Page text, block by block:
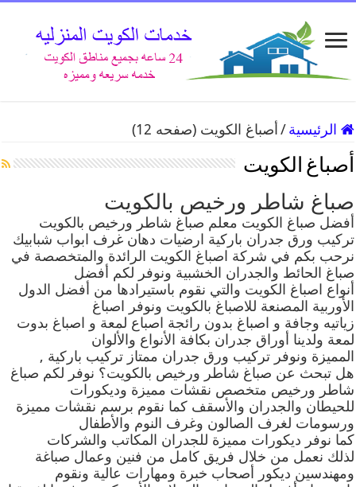
الرئيسية / أصباغ الكويت (صفحه 12)
أصباغ الكويت
صباغ شاطر ورخيص بالكويت
أفضل صباغ الكويت معلم صباغ شاطر ورخيص بالكويت
تركيب ورق جدران باركية ارضيات دهان غرف ابواب شبابيك
نرحب بكم في شركة اصباغ الكويت الرائدة والمتخصصة في
صباغ الحائط والجدران الخشبية ونوفر لكم أفضل
أنواع اصباغ الكويت والتي نقوم باستيرادها من أفضل الدول
الأوربية المصنعة للاصباغ بالكويت ونوفر اصباغ
زياتيه وجافة و اصباغ بدون رائجة اصباع لمعة و اصباغ بدوت
لمعة ولدينا أوراق جدران بكافة الأنواع والألوان
المميزة ونوفر تركيب ورق جدران ممتاز تركيب باركية ,
هل تبحث عن صباغ شاطر ورخيص بالكويت؟ نوفر لكم صباغ
شاطر ورخيص متخصص نقشات مميزة وديكورات
للحيطان والجدران والأسقف كما نقوم برسم نقشات مميزة
ورسومات لغرف الصالون وغرف النوم والأطفال
كما نوفر ديكورات مميزة للجدران المكاتب والشركات
لذلك نعمل من خلال فريق كامل من فنين وعمال صباغة
ومهندسين ديكور أصحاب خبرة ومهارات عالية ونقوم